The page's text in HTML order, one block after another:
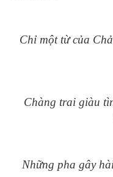
Chỉ một từ của
Chàng trai giàu
Những pha gây